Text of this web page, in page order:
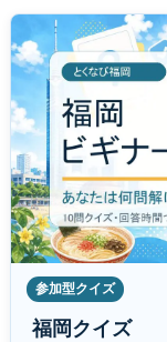
参加型クイズ
福岡クイズ